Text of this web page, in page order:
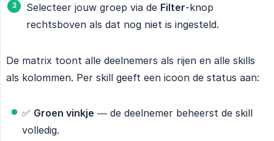
Selecteer jouw groep via de Filter-knop
rechtsboven als dat nog niet is ingesteld.
De matrix toont alle deelnemers als rijen en alle skills
als kolommen. Per skill geeft een icoon de status aan:
✅ Groen vinkje — de deelnemer beheerst de skill
volledig.